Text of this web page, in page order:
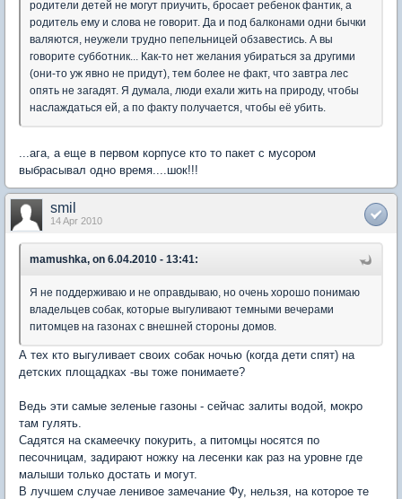
родители детей не могут приучить, бросает ребенок фантик, а
родитель ему и слова не говорит. Да и под балконами одни бычки
валяются, неужели трудно пепельницей обзавестись. А вы
говорите субботник... Как-то нет желания убираться за другими
(они-то уж явно не придут), тем более не факт, что завтра лес
опять не загадят. Я думала, люди ехали жить на природу, чтобы
наслаждаться ей, а по факту получается, чтобы её убить.
...ага, а еще в первом корпусе кто то пакет с мусором
выбрасывал одно время....шок!!!
smil
14 Apr 2010
mamushka, on 6.04.2010 - 13:41:
Я не поддерживаю и не оправдываю, но очень хорошо понимаю
владельцев собак, которые выгуливают темными вечерами
питомцев на газонах с внешней стороны домов.
А тех кто выгуливает своих собак ночью (когда дети спят) на
детских площадках -вы тоже понимаете?
Ведь эти самые зеленые газоны - сейчас залиты водой, мокро
там гулять.
Садятся на скамеечку покурить, а питомцы носятся по
песочницам, задирают ножку на лесенки как раз на уровне где
малыши только достать и могут.
В лучшем случае ленивое замечание Фу, нельзя, на которое те